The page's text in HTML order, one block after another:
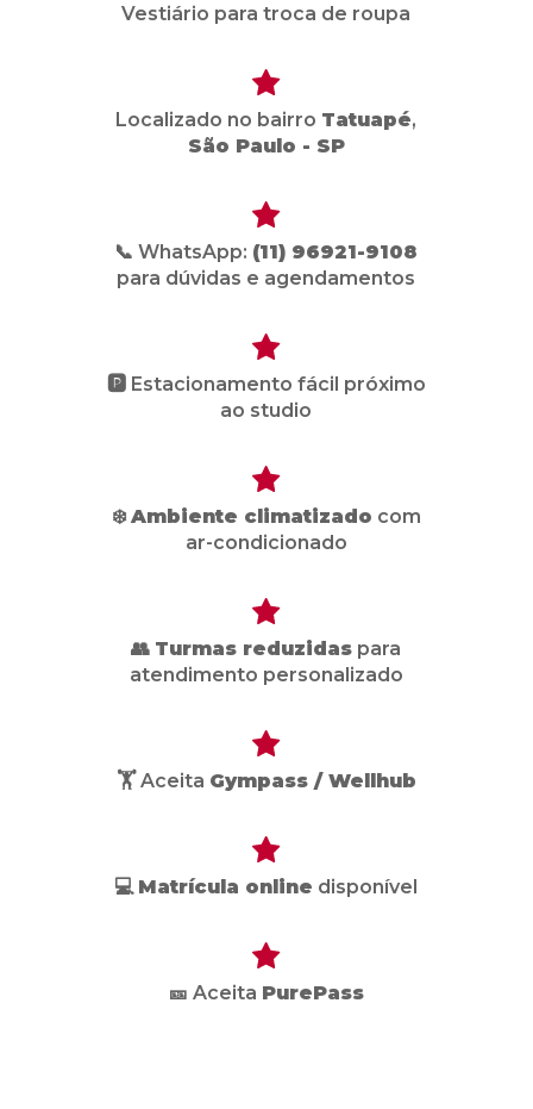
Vestiário para troca de roupa
Localizado no bairro Tatuapé,
São Paulo - SP
📞 WhatsApp: (11) 96921-9108
para dúvidas e agendamentos
🅿️ Estacionamento fácil próximo
ao studio
❄️Ambiente climatizado com
ar-condicionado
👥 Turmas reduzidas para
atendimento personalizado
🏋️ Aceita Gympass / Wellhub
💻 Matrícula online disponível
🎫 Aceita PurePass